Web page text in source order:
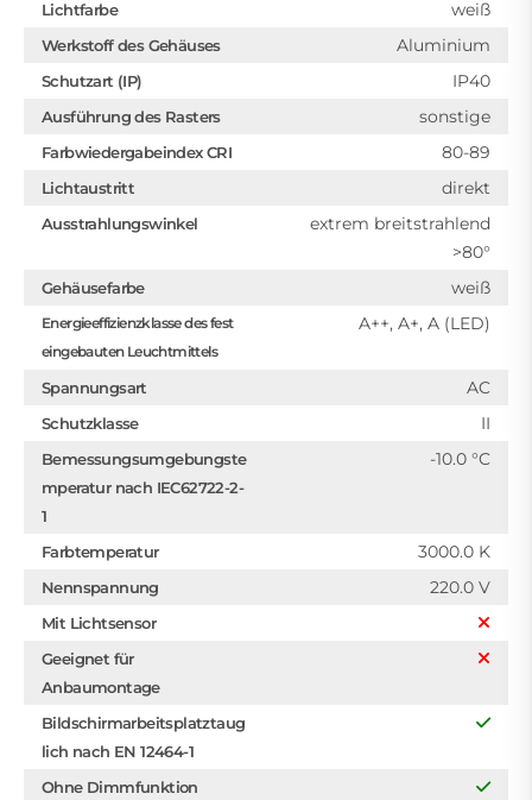
Lichtfarbe weiß
Werkstoff des Gehäuses Aluminium
Schutzart (IP) IP40
Ausführung des Rasters sonstige
Farbwiedergabeindex CRI 80-89
Lichtaustritt direkt
Ausstrahlungswinkel
extrem breitstrahlend
>80°
Gehäusefarbe weiß
Energieeffizienzklasse des fest
eingebauten Leuchtmittels
A++, A+, A (LED)
Spannungsart AC
Schutzklasse II
Bemessungsumgebungste
mperatur nach IEC62722-2-
1
-10.0 °C
Farbtemperatur 3000.0 K
Nennspannung 220.0 V
Mit Lichtsensor
Geeignet für
Anbaumontage
Bildschirmarbeitsplatztaug
lich nach EN 12464-1
Ohne Dimmfunktion